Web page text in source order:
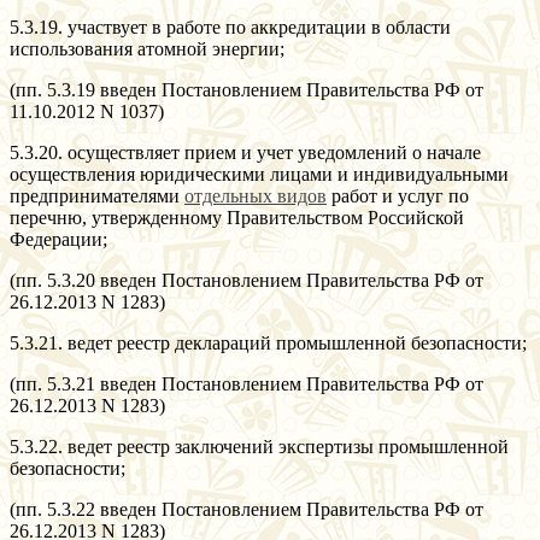
5.3.19. участвует в работе по аккредитации в области
использования атомной энергии;
(пп. 5.3.19 введен Постановлением Правительства РФ от
11.10.2012 N 1037)
5.3.20. осуществляет прием и учет уведомлений о начале
осуществления юридическими лицами и индивидуальными
предпринимателями отдельных видовработ и услуг по
перечню, утвержденному Правительством Российской
Федерации;
(пп. 5.3.20 введен Постановлением Правительства РФ от
26.12.2013 N 1283)
5.3.21. ведет реестр деклараций промышленной безопасности;
(пп. 5.3.21 введен Постановлением Правительства РФ от
26.12.2013 N 1283)
5.3.22. ведет реестр заключений экспертизы промышленной
безопасности;
(пп. 5.3.22 введен Постановлением Правительства РФ от
26.12.2013 N 1283)